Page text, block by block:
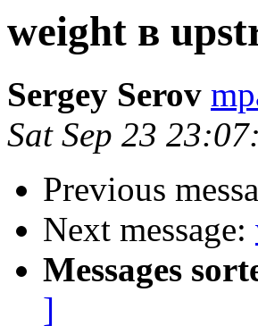
weight в
Sergey Serov
Sat Sep 23
Previous
Next message:
Messages
]